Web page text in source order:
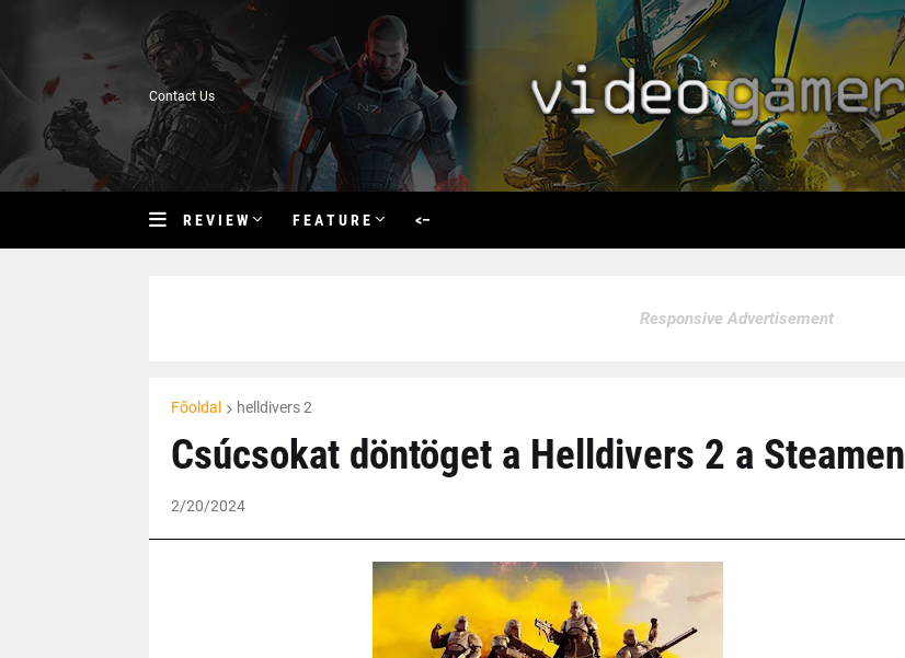
Contact Us
R E V I E W F E A T U R E <–
Responsive Advertisement
Főoldal helldivers 2
Csúcsokat döntöget a Helldivers 2 a Steamen
2/20/2024